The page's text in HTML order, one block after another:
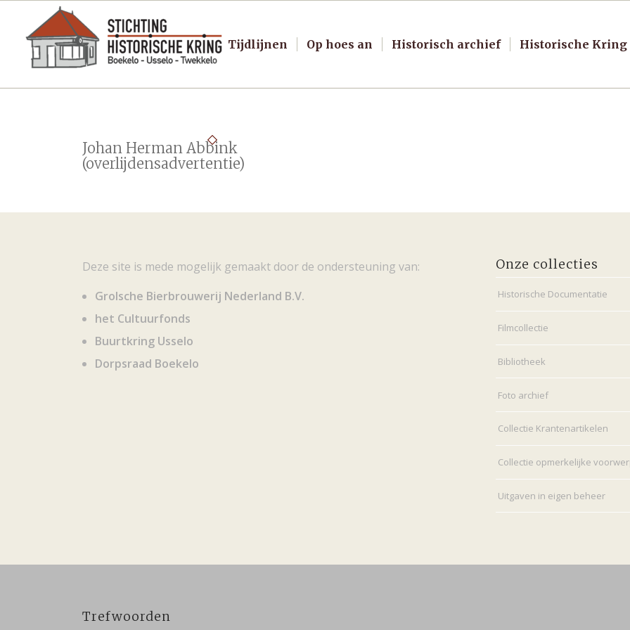
Tijdlijnen Op hoes an Historisch archief Historische Kring
Johan Herman Abbink
(overlijdensadvertentie)
Deze site is mede mogelijk gemaakt door de ondersteuning van:
Grolsche Bierbrouwerij Nederland B.V.
het Cultuurfonds
Buurtkring Usselo
Dorpsraad Boekelo
Onze collecties
Historische Documentatie
Filmcollectie
Bibliotheek
Foto archief
Collectie Krantenartikelen
Collectie opmerkelijke
Uitgaven in eigen beheer
Trefwoorden